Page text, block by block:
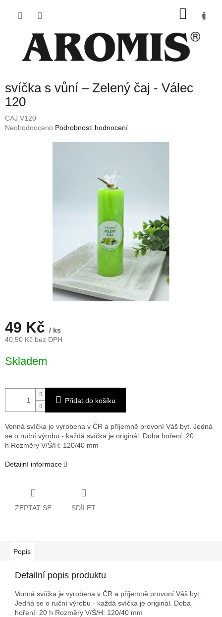
svíčka s vůní – Zelený čaj - Válec
120
CAJ V120
Průměrné
Neohodnoceno Podrobnosti hodnocení
49 Kč / ks
40,50 Kč bez DPH
cena:
Skladem
Přidat do košíku
Vonná svíčka je vyrobena v ČR a příjemně provoní Váš byt. Jedná
se o ruční výrobu - každá svíčka je originál. Doba hoření: 20
h Rozměry V/Š/H: 120/40 mm
Detailní informace
ZEPTAT SE SDÍLET
Popis
Detailní popis produktu
Vonná svíčka je vyrobena v ČR a příjemně provoní Váš byt.
Jedná se o ruční výrobu - každá svíčka je originál. Doba
hoření: 20 h Rozměry V/Š/H: 120/40 mm